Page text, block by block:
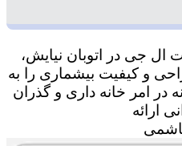
ال جی در اتوبان نیایش،
و کیفیت بیشماری را به
در امر خانه داری و گذران
ارائه